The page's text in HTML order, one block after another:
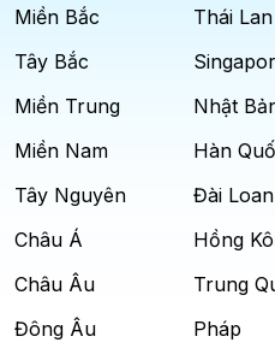
Miền Bắc
Tây Bắc
Miền Trung
Miền Nam
Tây Nguyên
Châu Á
Châu Âu
Đông Âu
Thái Lan
Nhật
Hàn
Đài Loan
Hồng
Trung
Pháp